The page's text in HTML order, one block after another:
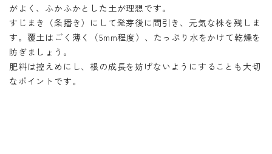
がよく、ふかふかとした土が理想です。
すじまき（条播き）にして発芽後に間引き、元気な株を残しま
す。覆土はごく薄く（5mm程度）、たっぷり水をかけて乾燥を
防ぎましょう。
肥料は控えめにし、根の成長を妨げないようにすることも大切
なポイントです。